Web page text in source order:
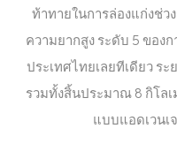
ท้าทายในการล่องแก่งช่ว
ความยากสูง ระดับ 5 ของ
ประเทศไทยเลยทีเดียว ร
รวมทั้งสิ้นประมาณ 8 กิโล
แบบแอดเวนเ